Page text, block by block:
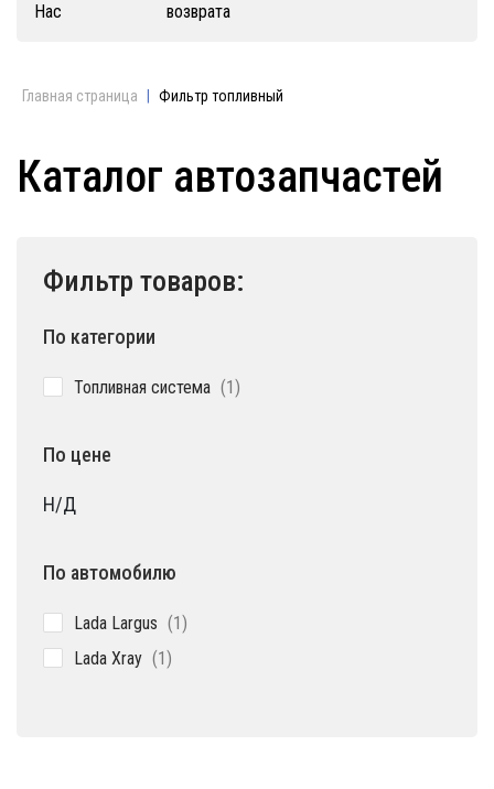
Нас
возврата
Главная страница Фильтр топливный
Каталог автозапчастей
Фильтр товаров:
По категории
Топливная система 11
По цене
Н/Д
По автомобилю
Lada Largus 11
Lada Xray 1 1